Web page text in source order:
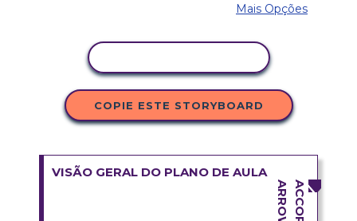
Mais Opções
COPIE ESTE STORYBOARD
VISÃO GERAL DO PLANO DE AULA